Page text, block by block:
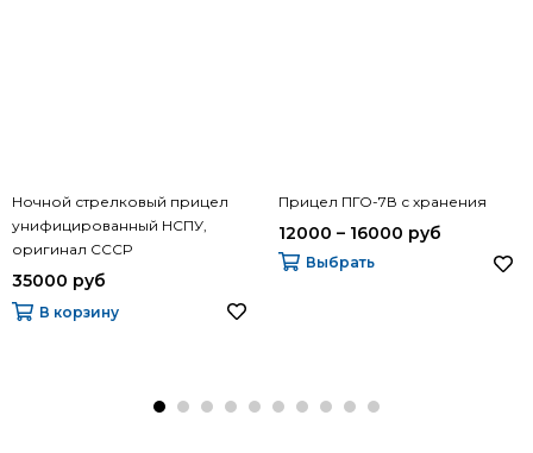
Ночной стрелковый прицел
унифицированный НСПУ,
оригинал СССР
35000 руб
В корзину
Прицел ПГО-7В с хранения
12000 – 16000 руб
Выбрать